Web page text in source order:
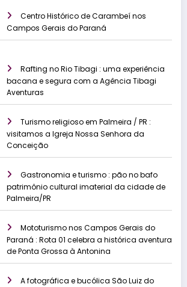
Centro Histórico de Carambeí nos
Campos Gerais do Paraná
Rafting no Rio Tibagi : uma experiência
bacana e segura com a Agência Tibagi
Aventuras
Turismo religioso em Palmeira / PR :
visitamos a Igreja Nossa Senhora da
Conceição
Gastronomia e turismo : pão no bafo
patrimônio cultural imaterial da cidade de
Palmeira/PR
Mototurismo nos Campos Gerais do
Paraná : Rota 01 celebra a histórica aventura
de Ponta Grossa à Antonina
A fotográfica e bucólica São Luiz do